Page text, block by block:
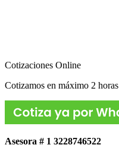
Cotizaciones Online
Cotizamos en máximo 2 horas
Asesora # 1 3228746522